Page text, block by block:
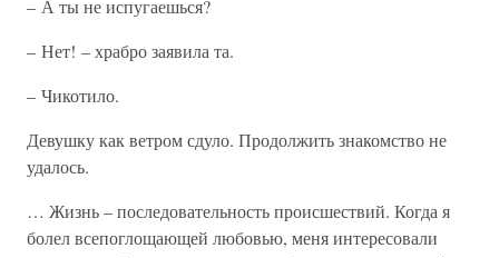
– А ты не испугаешься?
– Нет! – храбро заявила та.
– Чикотило.
Девушку как ветром сдуло. Продолжить знакомство не
удалось.
… Жизнь – последовательность происшествий. Когда я
болел всепоглощающей любовью, меня интересовали